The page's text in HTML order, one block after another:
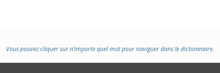
Vous pouvez cliquer sur n’importe quel mot pour naviguer dans le dictionnaire.